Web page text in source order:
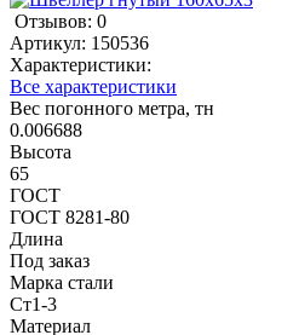
Отзывов: 0
Артикул: 150536
Характеристики:
Все характеристики
Вес погонного метра, тн
0.006688
Высота
65
ГОСТ
ГОСТ 8281-80
Длина
Под заказ
Марка стали
Ст1-3
Материал